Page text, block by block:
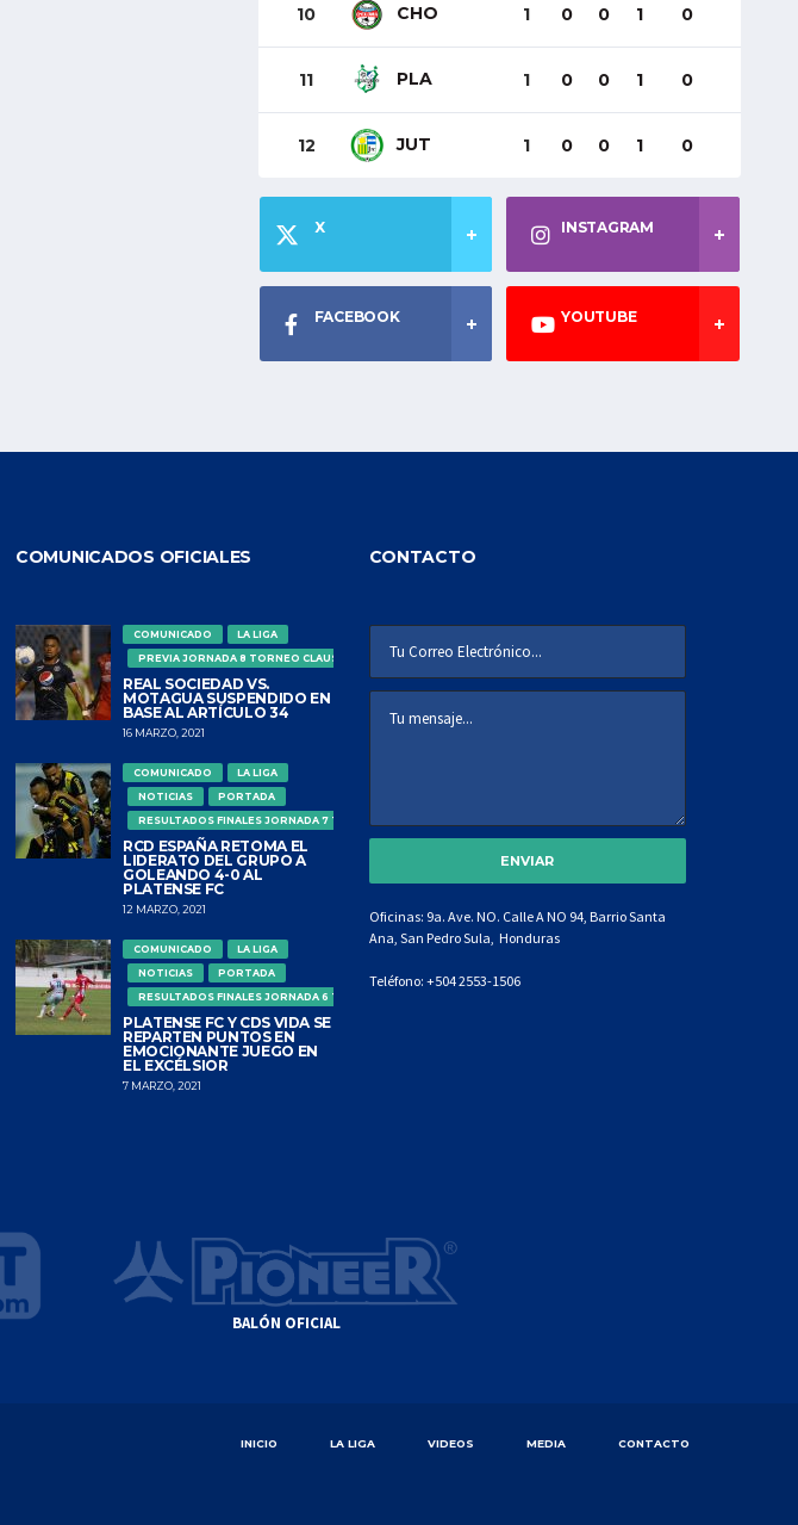
10 CHO 1 0 0 1 0
11 PLA 1 0 0 1 0
12 JUT 1 0 0 1 0
X INSTAGRAM
FACEBOOK YOUTUBE
COMUNICADOS OFICIALES
COMUNICADO
LA LIGA
PREVIA JORNADA 8 TORNEO CLAUSURA
REAL SOCIEDAD VS.
MOTAGUA SUSPENDIDO EN
BASE AL ARTÍCULO 34
16 MARZO, 2021
COMUNICADO
LA LIGA
NOTICIAS
PORTADA
RESULTADOS FINALES JORNADA 7 TORNEO CLAUSURA
RCD ESPAÑA RETOMA EL
LIDERATO DEL GRUPO A
GOLEANDO 4-0 AL
PLATENSE FC
12 MARZO, 2021
COMUNICADO
LA LIGA
NOTICIAS
PORTADA
RESULTADOS FINALES JORNADA 6 TORNEO CLAUSURA
PLATENSE FC Y CDS VIDA SE
REPARTEN PUNTOS EN
EMOCIONANTE JUEGO EN
EL EXCÉLSIOR
7 MARZO, 2021
CONTACTO
Oficinas: 9a. Ave. NO. Calle A NO 94, Barrio Santa
Ana, San Pedro Sula, Honduras
Teléfono: +504 2553-1506
BALÓN OFICIAL
INICIO LA LIGA VIDEOS MEDIA CONTACTO